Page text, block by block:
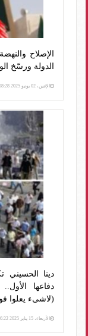
الدولة ورسّخ
الإثنين، 02 يونيو 2025 08:28 م
دينا الحسيني
دفاعها
(لاشىء يعلوا
الأربعاء، 15 يناير 2025 06:22 م